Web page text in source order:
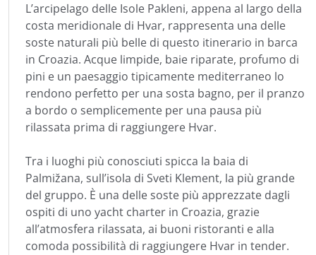
L’arcipelago delle Isole Pakleni, appena al largo della
costa meridionale di Hvar, rappresenta una delle
soste naturali più belle di questo itinerario in barca
in Croazia. Acque limpide, baie riparate, profumo di
pini e un paesaggio tipicamente mediterraneo lo
rendono perfetto per una sosta bagno, per il pranzo
a bordo o semplicemente per una pausa più
rilassata prima di raggiungere Hvar.
Tra i luoghi più conosciuti spicca la baia di
Palmižana, sull’isola di Sveti Klement, la più grande
del gruppo. È una delle soste più apprezzate dagli
ospiti di uno yacht charter in Croazia, grazie
all’atmosfera rilassata, ai buoni ristoranti e alla
comoda possibilità di raggiungere Hvar in tender.